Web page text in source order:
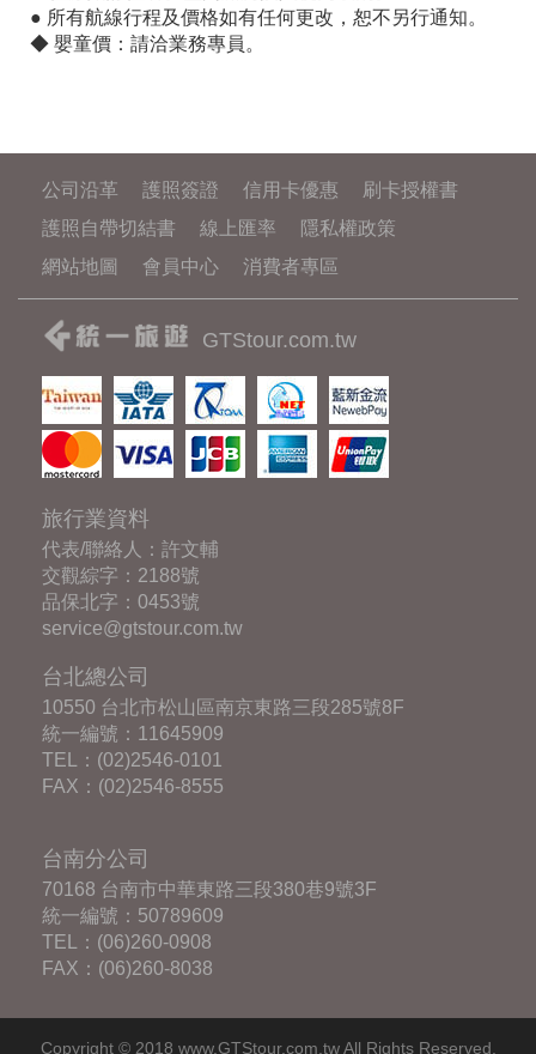
● 所有航線行程及價格如有任何更改，恕不另行通知。
◆ 嬰童價：請洽業務專員。
公司沿革 護照簽證 信用卡優惠
刷卡授權書
護照自帶切結書
線上匯率
隱私權政策
網站地圖
會員中心 消費者專區
GTStour.com.tw
旅行業資料
代表/聯絡人：許文輔
交觀綜字：2188號
品保北字：0453號
service@gtstour.com.tw
台北總公司
10550 台北市松山區南京東路三段285號8F
統一編號：11645909
TEL： (02)2546-0101
FAX：(02)2546-8555
台南分公司
70168 台南市中華東路三段380巷9號3F
統一編號：50789609
TEL： (06)260-0908
FAX：(06)260-8038
Copyright © 2018 www.GTStour.com.tw All Rights Reserved.